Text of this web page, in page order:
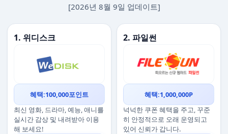
[2026년 8월 9일 업데이트]
1. 위디스크
혜택:100,000포인트
최신 영화, 드라마, 예능, 애니를
실시간 감상 및 내려받아 이용
해 보세요!
2. 파일썬
혜택:1,000,000P
넉넉한 쿠폰 혜택을 주고, 꾸준
히 안정적으로 오래 운영되고
있어 신뢰가 갑니다.